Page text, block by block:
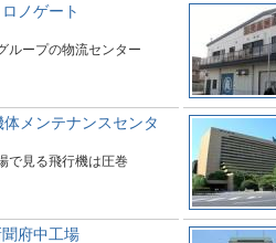
ノゲート
ループの物流センター
メンテナンスセンタ
で見る飛行機は圧巻
府中工場